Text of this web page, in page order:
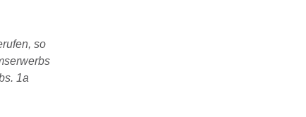
so
1a